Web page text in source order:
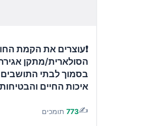
❗עוצרים את הקמת
הסולארית/מתקן
בסמוך לבתי
איכות החיים
✍️
773 תומכים